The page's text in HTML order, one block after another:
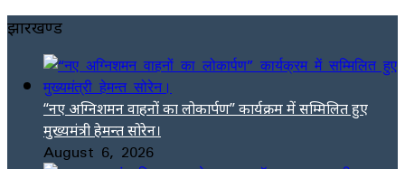
झारखण्ड
“नए अग्निशमन वाहनों का लोकार्पण” कार्यक्रम में सम्मिलित हुए
मुख्यमंत्री हेमन्त सोरेन।
August 6, 2026